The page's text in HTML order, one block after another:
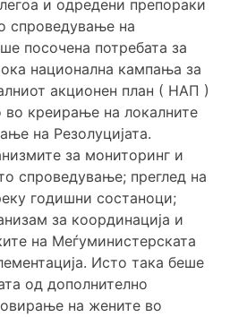
и одредени препораки
спроведување на
посочена потребата за
национална кампања за
акционен план ( НАП )
креирање на локалните
на Резолуцијата.
за мониторинг и
спроведување; преглед на
годишни состаноци;
за координација и
на Меѓуминистерската
Исто така беше
од дополнително
на жените во